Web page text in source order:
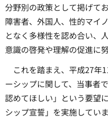
分野別の政策として掲げて
障害者、外国人、性的マイ
となく多様性を認め合い、
意識の啓発や理解の促進に
これを踏まえ、平成27年
ーシップに関して、当事者
認めてほしい」という要望
シップ宣誓」を実施していま